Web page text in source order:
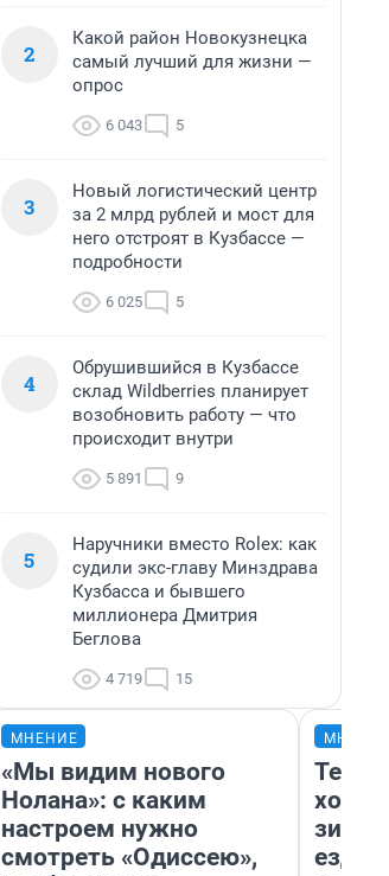
2
Какой район Новокузнецка
самый лучший для жизни —
опрос
6 043 5
3
Новый логистический центр
за 2 млрд рублей и мост для
него отстроят в Кузбассе —
подробности
6 025 5
4
Обрушившийся в Кузбассе
склад Wildberries планирует
возобновить работу — что
происходит внутри
5 891 9
5
Наручники вместо Rolex: как
судили экс-главу Минздрава
Кузбасса и бывшего
миллионера Дмитрия
Беглова
4 719 15
МНЕНИЕ
«Мы видим нового
Нолана»: с каким
настроем нужно
смотреть «Одиссею»,
ездит